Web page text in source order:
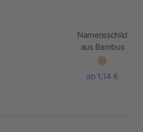
Namensschild
aus Bambus
mit
ab 1,14 €